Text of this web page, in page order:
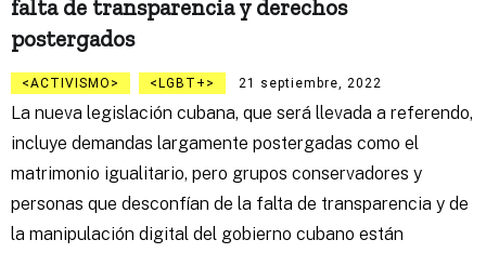
falta de transparencia y derechos
postergados
ACTIVISMO LGBT+ 21 septiembre, 2022
La nueva legislación cubana, que será llevada a referendo,
incluye demandas largamente postergadas como el
matrimonio igualitario, pero grupos conservadores y
personas que desconfían de la falta de transparencia y de
la manipulación digital del gobierno cubano están